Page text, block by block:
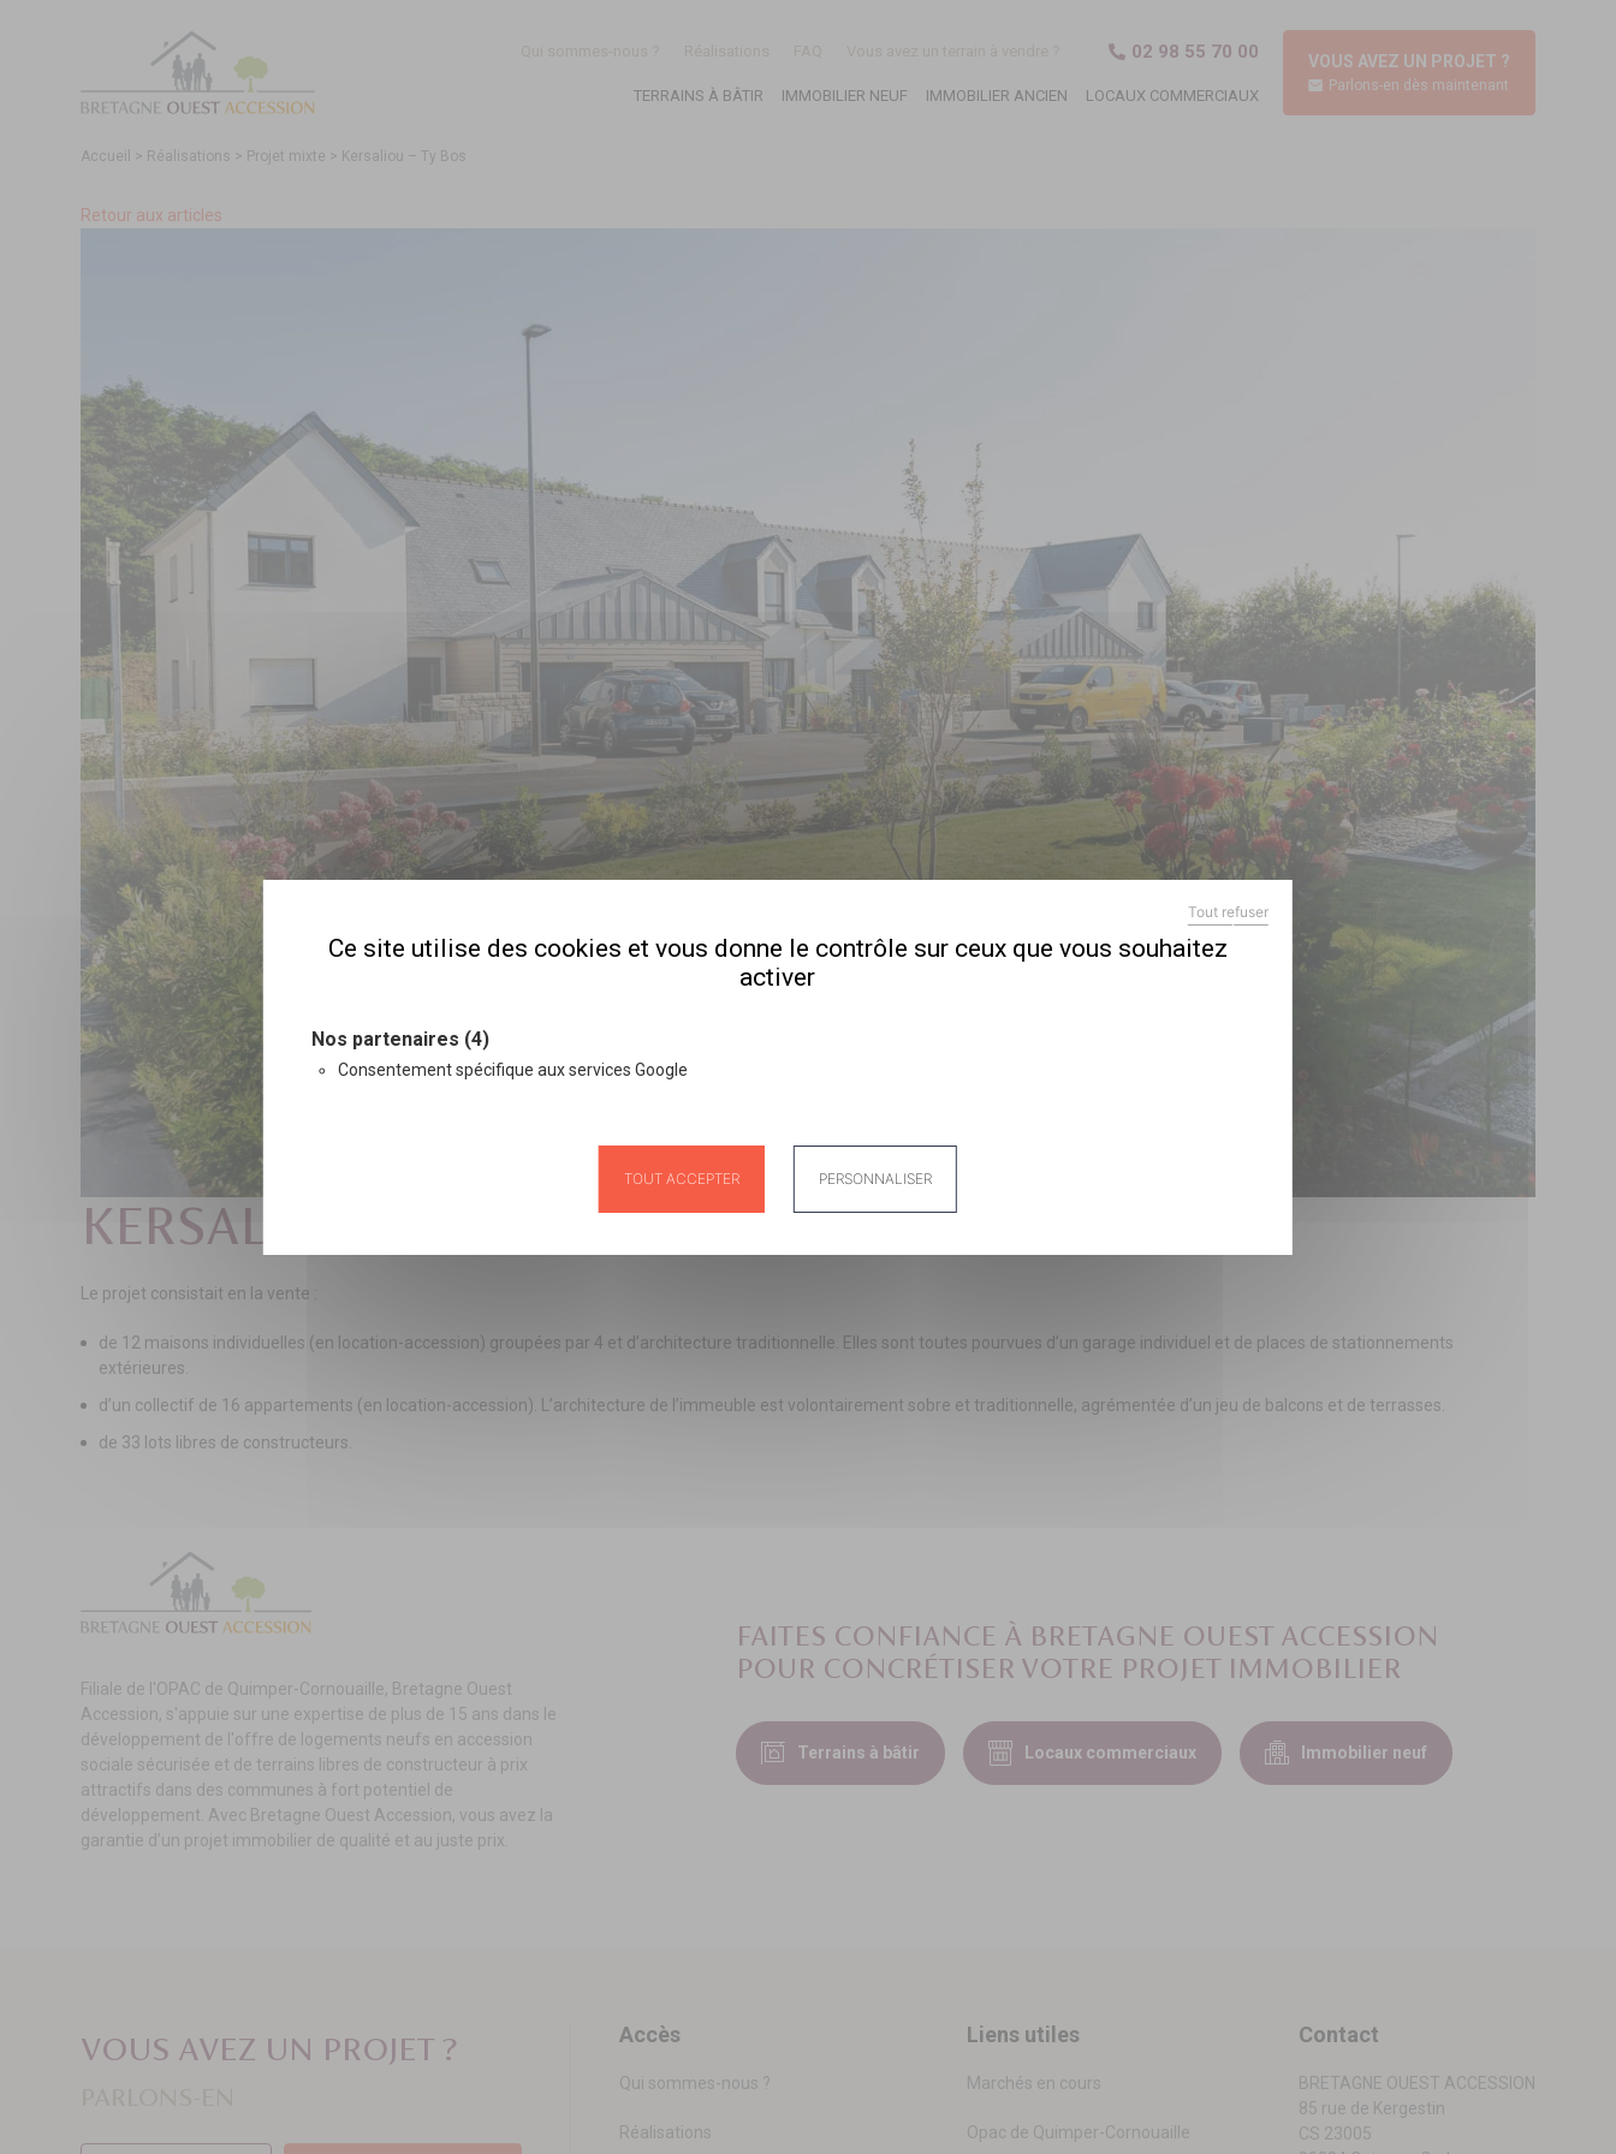
Ce site utilise des cookies et vous donne le contrôle sur ceux que vous souhaitez
activer
Nos partenaires (4)
Consentement spécifique aux services Google
TOUT ACCEPTER
Tout refuser
PERSONNALISER
XMASQUER LE BANDEAU DES COOKIES
02 98 55 70 00
TERRAINS À BÂTIR IMMOBILIER NEUF IMMOBILIER ANCIEN LOCAUX COMMERCIAUX
VOUS AVEZ UN PROJET ?
Parlons-en dès maintenant
Accueil > Réalisations > Projet mixte > Kersaliou – Ty Bos
Retour aux articles
KERSALIOU – TY BOS
Le projet consistait en la vente :
de 12 maisons individuelles (en location-accession) groupées par 4 et d’architecture traditionnelle. Elles sont toutes pourvues d’un garage individuel et de places de stationnements
extérieures.
d’un collectif de 16 appartements (en location-accession). L’architecture de l’immeuble est volontairement sobre et traditionnelle, agrémentée d’un jeu de balcons et de terrasses.
de 33 lots libres de constructeurs.
Filiale de l'OPAC de Quimper-Cornouaille, Bretagne Ouest
Accession, s'appuie sur une expertise de plus de 15 ans dans le
développement de l'offre de logements neufs en accession
sociale sécurisée et de terrains libres de constructeur à prix
attractifs dans des communes à fort potentiel de
développement. Avec Bretagne Ouest Accession, vous avez la
garantie d’un projet immobilier de qualité et au juste prix.
FAITES CONFIANCE À BRETAGNE OUEST ACCESSION
POUR CONCRÉTISER VOTRE PROJET IMMOBILIER
Terrains à bâtir Locaux commerciaux Immobilier neuf
VOUS AVEZ UN PROJET ? Accès
Qui sommes-nous ?
Réalisations
Liens utiles
Marchés en cours
Opac de Quimper-Cornouaille
Contact
BRETAGNE OUEST ACCESSION
85 rue de Kergestin
CS 23005